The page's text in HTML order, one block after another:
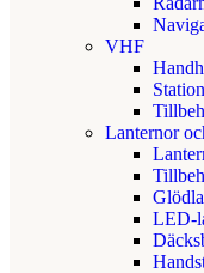
VHF
Lanternor
LED-